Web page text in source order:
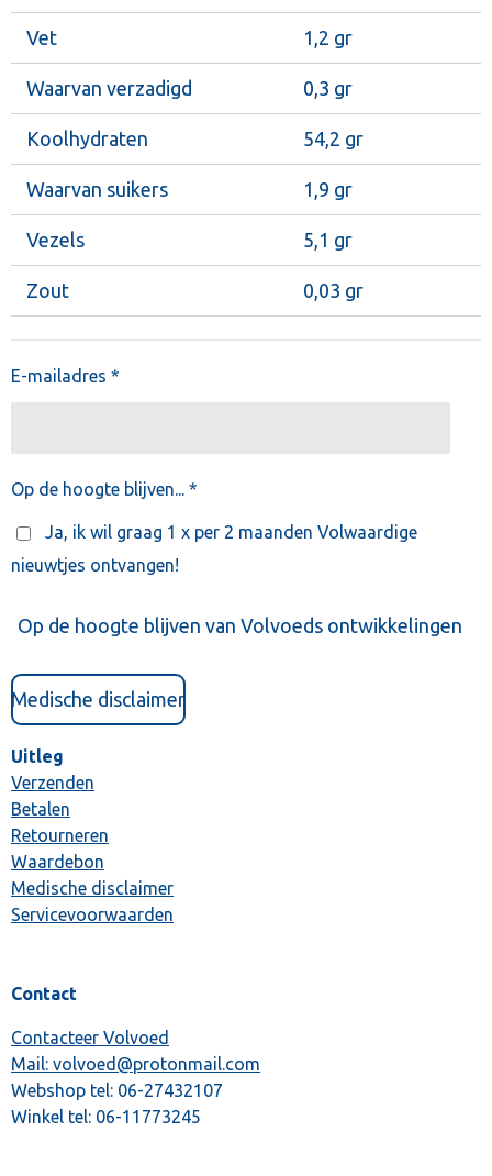
Vet 1,2 gr
Waarvan verzadigd 0,3 gr
Koolhydraten 54,2 gr
Waarvan suikers 1,9 gr
Vezels 5,1 gr
Zout 0,03 gr
E-mailadres *
Op de hoogte blijven... *
Ja, ik wil graag 1 x per 2 maanden Volwaardige
nieuwtjes ontvangen!
Op de hoogte blijven van Volvoeds ontwikkelingen
Medische disclaimer
Uitleg
Verzenden
Betalen
Retourneren
Waardebon
Medische disclaimer
Servicevoorwaarden
Contact
Contacteer Volvoed
Mail: volvoed@protonmail.com
Webshop tel: 06-27432107
Winkel tel: 06-11773245